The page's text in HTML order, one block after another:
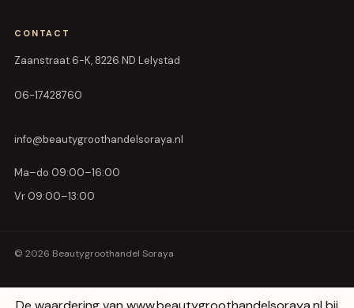
CONTACT
Zaanstraat 6-K, 8226 ND Lelystad
06-17428760
info@beautygroothandelsoraya.nl
Ma–do 09:00–16:00
Vr 09:00–13:00
© 2026 Beautygroothandel Soraya